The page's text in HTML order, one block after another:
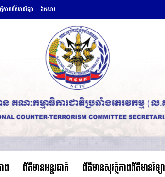
ភាពព័ត៌មានវិទ្យា ឯកសារ
ព ព័ត៌មានអន្តរជាតិ ព័ត៌មានសុវត្ថិភាពព័ត៌មានវិទ្យា